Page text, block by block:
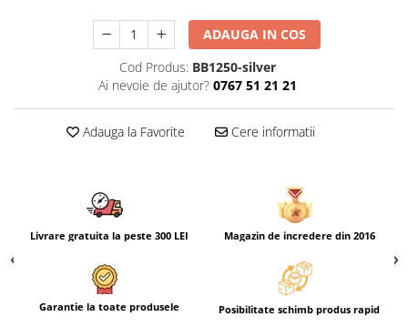
ADAUGA IN COS
Cod Produs: BB1250-silver
Ai nevoie de ajutor? 0767 51 21 21
Adauga la Favorite Cere informatii
Livrare gratuita la peste 300 LEI Magazin de incredere din 2016
Garantie la toate produsele Posibilitate schimb produs rapid